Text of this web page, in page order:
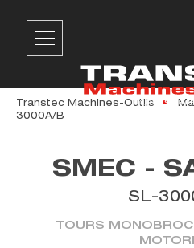
Transtec Machines-Outils
3000A/B
SMEC -
SL-
TOURS